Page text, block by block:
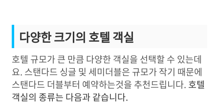
다양한 크기의 호텔 객실
호텔 규모가 큰 만큼 다양한 객실을 선택할 수 있는데
요. 스탠다드 싱글 및 세미더블은 규모가 작기 때문에
스탠다드 더블부터 예약하는것을 추천드립니다. 호텔
객실의 종류는 다음과 같습니다.